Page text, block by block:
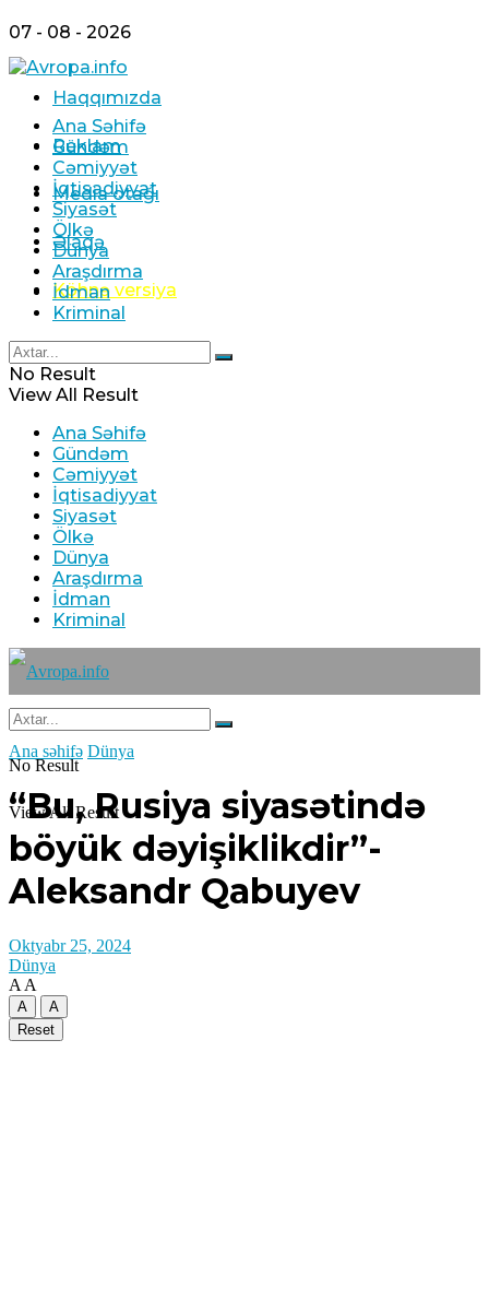
07 - 08 - 2026
Haqqımızda
Reklam
Media otağı
Əlaqə
Köhnə versiya
Ana Səhifə
Gündəm
Cəmiyyət
İqtisadiyyat
Siyasət
Ölkə
Dünya
Araşdırma
İdman
Kriminal
No Result
View All Result
Ana Səhifə
Gündəm
Cəmiyyət
İqtisadiyyat
Siyasət
Ölkə
Dünya
Araşdırma
İdman
Kriminal
No Result
View All Result
Ana səhifə Dünya
“Bu, Rusiya siyasətində
böyük dəyişiklikdir”-
Aleksandr Qabuyev
Oktyabr 25, 2024
Dünya
A A
A
A
Reset